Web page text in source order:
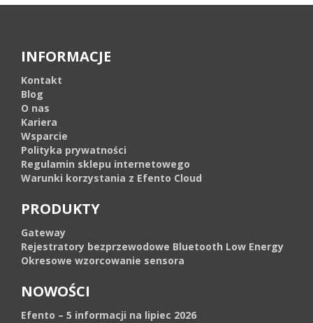
INFORMACJE
Kontakt
Blog
O nas
Kariera
Wsparcie
Polityka prywatności
Regulamin sklepu internetowego
Warunki korzystania z Efento Cloud
PRODUKTY
Gateway
Rejestratory bezprzewodowe Bluetooth Low Energy
Okresowe wzorcowanie sensora
NOWOŚCI
Efento – 5 informacji na lipiec 2026